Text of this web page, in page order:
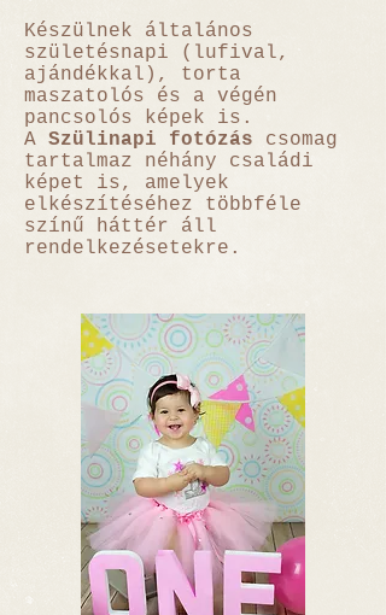
Készülnek általános
születésnapi (lufival,
ajándékkal), torta
maszatolós és a végén
pancsolós képek is.
A Szülinapi fotózás csomag
tartalmaz néhány családi
képet is, amelyek
elkészítéséhez többféle
színű háttér áll
rendelkezésetekre.